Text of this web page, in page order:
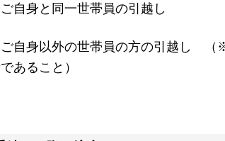
自身と同一世帯員の引越し
自身以外の世帯員の方の引越し （
あること）